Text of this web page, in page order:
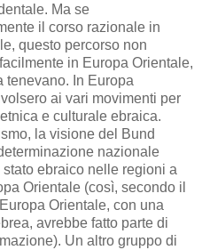
Ma se
il corso razionale in
questo percorso non
in Europa Orientale,
tenevano. In Europa
ai vari movimenti per
e culturale ebraica.
la visione del Bund
nazionale
ebraico nelle regioni a
Orientale (così, secondo il
Orientale, con una
avrebbe fatto parte di
Un altro gruppo di